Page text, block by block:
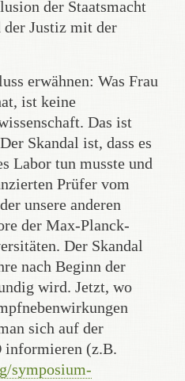
der Staatsmacht
Justiz mit der
erwähnen: Was Frau
ist keine
Das ist
Skandal ist, dass es
Labor tun musste und
Prüfer vom
unsere anderen
der Max-Planck-
Der Skandal
nach Beginn der
wird. Jetzt, wo
sich auf der
informieren (z.B.
symposium-